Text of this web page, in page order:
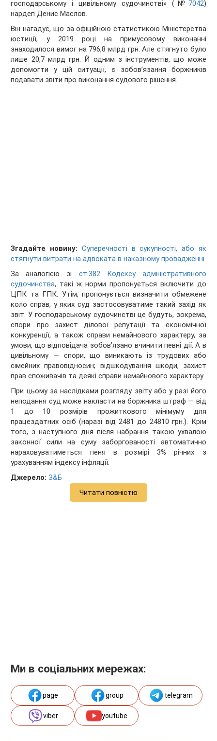
господарському і цивільному судочинстві» (№ 7042)
нардеп Денис Маслов.
Він нагадує, що за офіційною статистикою Міністерства
юстиції, у 2019 році на примусовому виконанні
знаходилося вимог на 796,8 млрд грн. Але стягнуто було
лише 20,7 млрд грн. Й одним з інструментів, що може
допомогти у цій ситуації, є зобов’язання боржників
подавати звіти про виконання судового рішення.
Згадайте новину: Суперечності в сукупності, або як
стягнути витрати на адвоката в наказному провадженні
За аналогією зі ст.382 Кодексу адміністративного
судочинства, такі ж норми пропонується включити до
ЦПК та ГПК. Утім, пропонується визначити обмежене
коло справ, у яких суд застосовуватиме такий захід як
звіт. У господарському судочинстві це будуть, зокрема,
спори про захист ділової репутації та економічної
конкуренції, а також справи немайнового характеру, за
умови, що відповідача зобов’язано вчинити певні дії. А в
цивільному — спори, що виникають із трудових або
сімейних правовідносин; відшкодування шкоди, захист
прав споживачів та деякі справи немайнового характеру.
При цьому за наслідками розгляду звіту або у разі його
неподання суд може накласти на боржника штраф — від
1 до 10 розмірів прожиткового мінімуму для
працездатних осіб (наразі від 2481 до 24810 грн.). Крім
того, з наступного дня після набрання такою ухвалою
законної сили на суму заборгованості автоматично
нараховуватиметься пеня в розмірі 3% річних з
урахуванням індексу інфляції.
Джерело: З&Б
Читати повністю
Ми в соціальних мережах:
page group telegram
viber youtube